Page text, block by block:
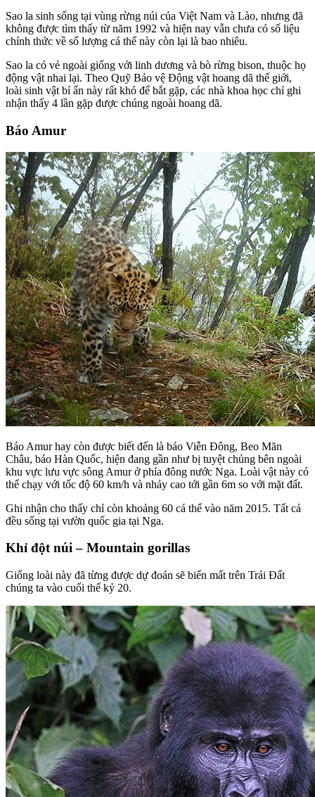
Sao la sinh sống tại vùng rừng núi của Việt Nam và Lào, nhưng đã
không được tìm thấy từ năm 1992 và hiện nay vẫn chưa có số liệu
chính thức về số lượng cá thể này còn lại là bao nhiêu.
Sao la có vẻ ngoài giống với linh dương và bò rừng bison, thuộc họ
động vật nhai lại. Theo Quỹ Bảo vệ Động vật hoang dã thế giới,
loài sinh vật bí ẩn này rất khó để bắt gặp, các nhà khoa học chỉ ghi
nhận thấy 4 lần gặp được chúng ngoài hoang dã.
Báo Amur
Báo Amur hay còn được biết đến là báo Viễn Đông, Beo Mãn
Châu, báo Hàn Quốc, hiện đang gần như bị tuyệt chủng bên ngoài
khu vực lưu vực sông Amur ở phía đông nước Nga. Loài vật này có
thể chạy với tốc độ 60 km/h và nhảy cao tới gần 6m so với mặt đất.
Ghi nhận cho thấy chỉ còn khoảng 60 cá thể vào năm 2015. Tất cả
đều sống tại vườn quốc gia tại Nga.
Khỉ đột núi – Mountain gorillas
Giống loài này đã từng được dự đoán sẽ biến mất trên Trái Đất
chúng ta vào cuối thế kỷ 20.